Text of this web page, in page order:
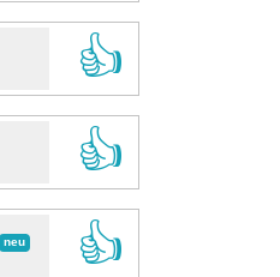
👍
👍
neu
👍